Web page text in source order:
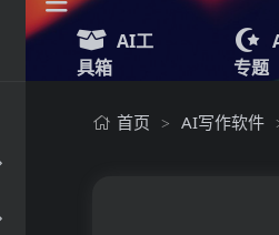
AI工
具箱
专题
首页 > AI写作软件